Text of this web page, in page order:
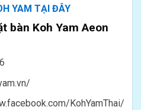
YAM TẠI ĐÂY
bàn Koh Yam Aeon
KohYamThai/